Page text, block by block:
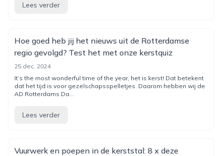
Lees verder
Hoe goed heb jij het nieuws uit de Rotterdamse
regio gevolgd? Test het met onze kerstquiz
25 dec. 2024
It’s the most wonderful time of the year, het is kerst! Dat betekent
dat het tijd is voor gezelschapsspelletjes. Daarom hebben wij de
AD Rotterdams Da...
Lees verder
Vuurwerk en poepen in de kerststal: 8 x deze